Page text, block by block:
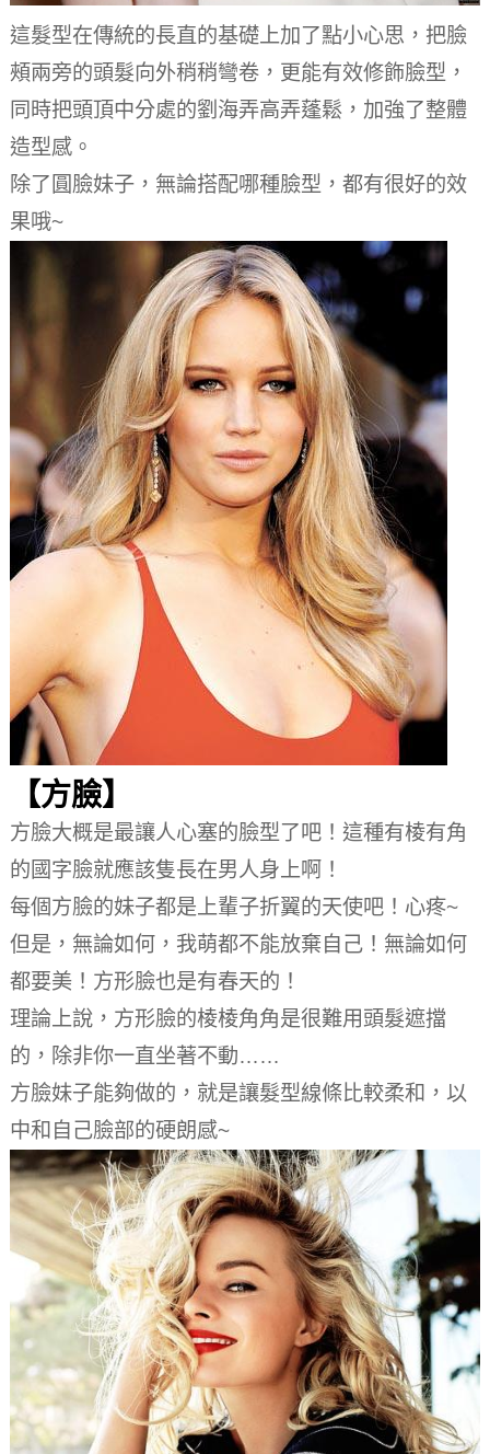
這髮型在傳統的長直的基礎上加了點小心思，把臉
頰兩旁的頭髮向外稍稍彎卷，更能有效修飾臉型，
同時把頭頂中分處的劉海弄高弄蓬鬆，加強了整體
造型感。
除了圓臉妹子，無論搭配哪種臉型，都有很好的效
果哦~
【方臉】
方臉大概是最讓人心塞的臉型了吧！ 這種有棱有角
的國字臉就應該隻長在男人身上啊！
每個方臉的妹子都是上輩子折翼的天使吧！ 心疼~
但是，無論如何，我萌都不能放棄自己！ 無論如何
都要美！ 方形臉也是有春天的！
理論上說，方形臉的棱棱角角是很難用頭髮遮擋
的，除非你一直坐著不動……
方臉妹子能夠做的，就是讓髮型線條比較柔和，以
中和自己臉部的硬朗感~